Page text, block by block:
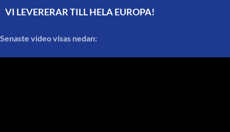
VI LEVERERAR TILL HELA EUROPA!
Senaste video visas nedan: